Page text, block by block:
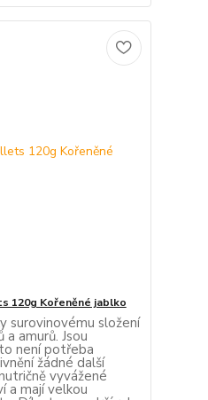
120g Kořeněné jablko
surovinovému složení
amurů. Jsou
není potřeba
žádné další
vyvážené
a mají velkou